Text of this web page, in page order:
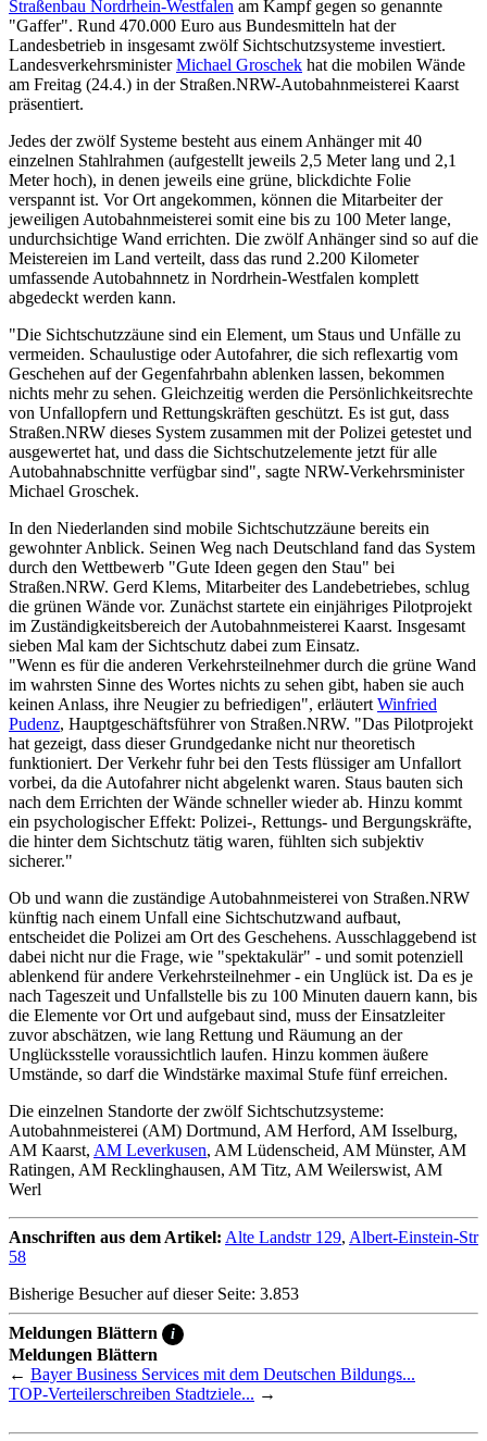
Straßenbau Nordrhein-Westfalen am Kampf gegen so genannte
"Gaffer". Rund 470.000 Euro aus Bundesmitteln hat der
Landesbetrieb in insgesamt zwölf Sichtschutzsysteme investiert.
LandesverkehrsministerMichael Groschek hat die mobilen Wände
am Freitag (24.4.) in der Straßen.NRW-Autobahnmeisterei Kaarst
präsentiert.
Jedes der zwölf Systeme besteht aus einem Anhänger mit 40
einzelnen Stahlrahmen (aufgestellt jeweils 2,5 Meter lang und 2,1
Meter hoch), in denen jeweils eine grüne, blickdichte Folie
verspannt ist. Vor Ort angekommen, können die Mitarbeiter der
jeweiligen Autobahnmeisterei somit eine bis zu 100 Meter lange,
undurchsichtige Wand errichten. Die zwölf Anhänger sind so auf die
Meistereien im Land verteilt, dass das rund 2.200 Kilometer
umfassende Autobahnnetz in Nordrhein-Westfalen komplett
abgedeckt werden kann.
"Die Sichtschutzzäune sind ein Element, um Staus und Unfälle zu
vermeiden. Schaulustige oder Autofahrer, die sich reflexartig vom
Geschehen auf der Gegenfahrbahn ablenken lassen, bekommen
nichts mehr zu sehen. Gleichzeitig werden die Persönlichkeitsrechte
von Unfallopfern und Rettungskräften geschützt. Es ist gut, dass
Straßen.NRW dieses System zusammen mit der Polizei getestet und
ausgewertet hat, und dass die Sichtschutzelemente jetzt für alle
Autobahnabschnitte verfügbar sind", sagte NRW-Verkehrsminister
Michael Groschek.
In den Niederlanden sind mobile Sichtschutzzäune bereits ein
gewohnter Anblick. Seinen Weg nach Deutschland fand das System
durch den Wettbewerb "Gute Ideen gegen den Stau" bei
Straßen.NRW. Gerd Klems, Mitarbeiter des Landebetriebes, schlug
die grünen Wände vor. Zunächst startete ein einjähriges Pilotprojekt
im Zuständigkeitsbereich der Autobahnmeisterei Kaarst. Insgesamt
sieben Mal kam der Sichtschutz dabei zum Einsatz.
"Wenn es für die anderen Verkehrsteilnehmer durch die grüne Wand
im wahrsten Sinne des Wortes nichts zu sehen gibt, haben sie auch
keinen Anlass, ihre Neugier zu befriedigen", erläutert Winfried
Pudenz, Hauptgeschäftsführer von Straßen.NRW. "Das Pilotprojekt
hat gezeigt, dass dieser Grundgedanke nicht nur theoretisch
funktioniert. Der Verkehr fuhr bei den Tests flüssiger am Unfallort
vorbei, da die Autofahrer nicht abgelenkt waren. Staus bauten sich
nach dem Errichten der Wände schneller wieder ab. Hinzu kommt
ein psychologischer Effekt: Polizei-, Rettungs- und Bergungskräfte,
die hinter dem Sichtschutz tätig waren, fühlten sich subjektiv
sicherer."
Ob und wann die zuständige Autobahnmeisterei von Straßen.NRW
künftig nach einem Unfall eine Sichtschutzwand aufbaut,
entscheidet die Polizei am Ort des Geschehens. Ausschlaggebend ist
dabei nicht nur die Frage, wie "spektakulär" - und somit potenziell
ablenkend für andere Verkehrsteilnehmer - ein Unglück ist. Da es je
nach Tageszeit und Unfallstelle bis zu 100 Minuten dauern kann, bis
die Elemente vor Ort und aufgebaut sind, muss der Einsatzleiter
zuvor abschätzen, wie lang Rettung und Räumung an der
Unglücksstelle voraussichtlich laufen. Hinzu kommen äußere
Umstände, so darf die Windstärke maximal Stufe fünf erreichen.
Die einzelnen Standorte der zwölf Sichtschutzsysteme:
Autobahnmeisterei (AM) Dortmund, AM Herford, AM Isselburg,
AM Kaarst, AM Leverkusen, AM Lüdenscheid, AM Münster, AM
Ratingen, AM Recklinghausen, AM Titz, AM Weilerswist, AM
Werl
Anschriften aus dem Artikel: Alte Landstr 129, Albert-Einstein-Str
58
Bisherige Besucher auf dieser Seite: 3.853
Meldungen Blättern i
Meldungen Blättern
← Bayer Business Services mit dem Deutschen Bildungs...
TOP-Verteilerschreiben Stadtziele... →